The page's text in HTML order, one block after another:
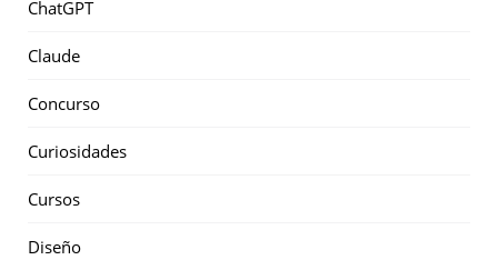
ChatGPT
Claude
Concurso
Curiosidades
Cursos
Diseño